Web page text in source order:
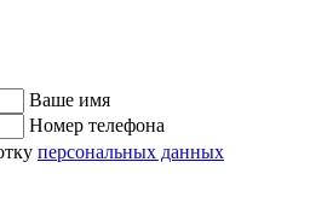
Ваше имя
Номер телефона
персональных данных